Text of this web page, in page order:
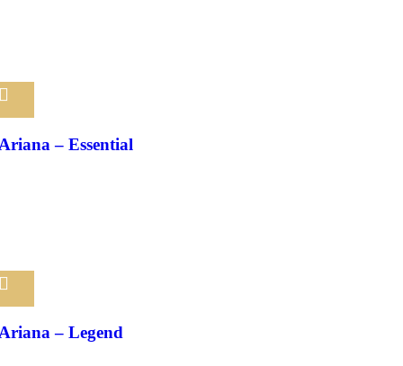
– Essential
– Legend